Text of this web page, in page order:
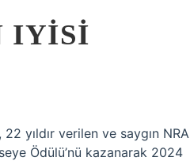
IYISI
yıldır verilen ve saygın NRA
Ödülü’nü kazanarak 2024